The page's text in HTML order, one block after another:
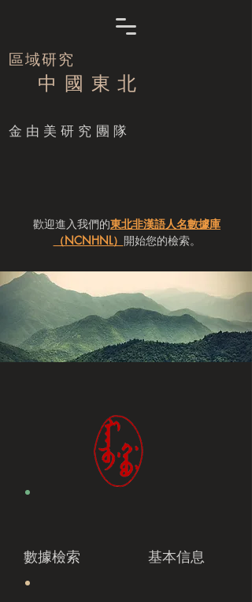
區域研究
中 國 東 北
​金由美研究團隊
歡迎進入我們的東北非漢語人名數據庫
（NCNHNL） 開始您的檢索。
數據檢索 基本信息